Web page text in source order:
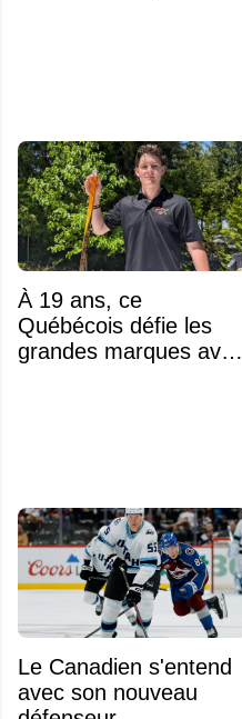
À 19 ans, ce
Québécois défie les
grandes marques avec
Le Canadien s'entend
avec son nouveau